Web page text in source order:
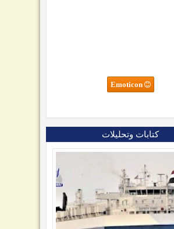
Emoticon
كتابات وتحليلات